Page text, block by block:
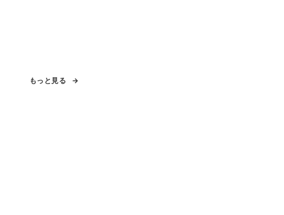
もっと見る